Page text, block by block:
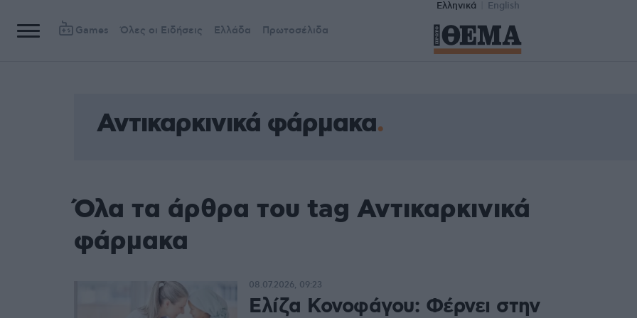
Ελληνικά English
Games Όλες οι Ειδήσεις Ελλάδα Πρωτοσέλιδα
Αντικαρκινικά φάρμακα
Όλα τα άρθρα του tag Αντικαρκινικά
φάρμακα
Ελίζα Κονοφάγου: Φέρνει στην
08.07.2026, 09:23